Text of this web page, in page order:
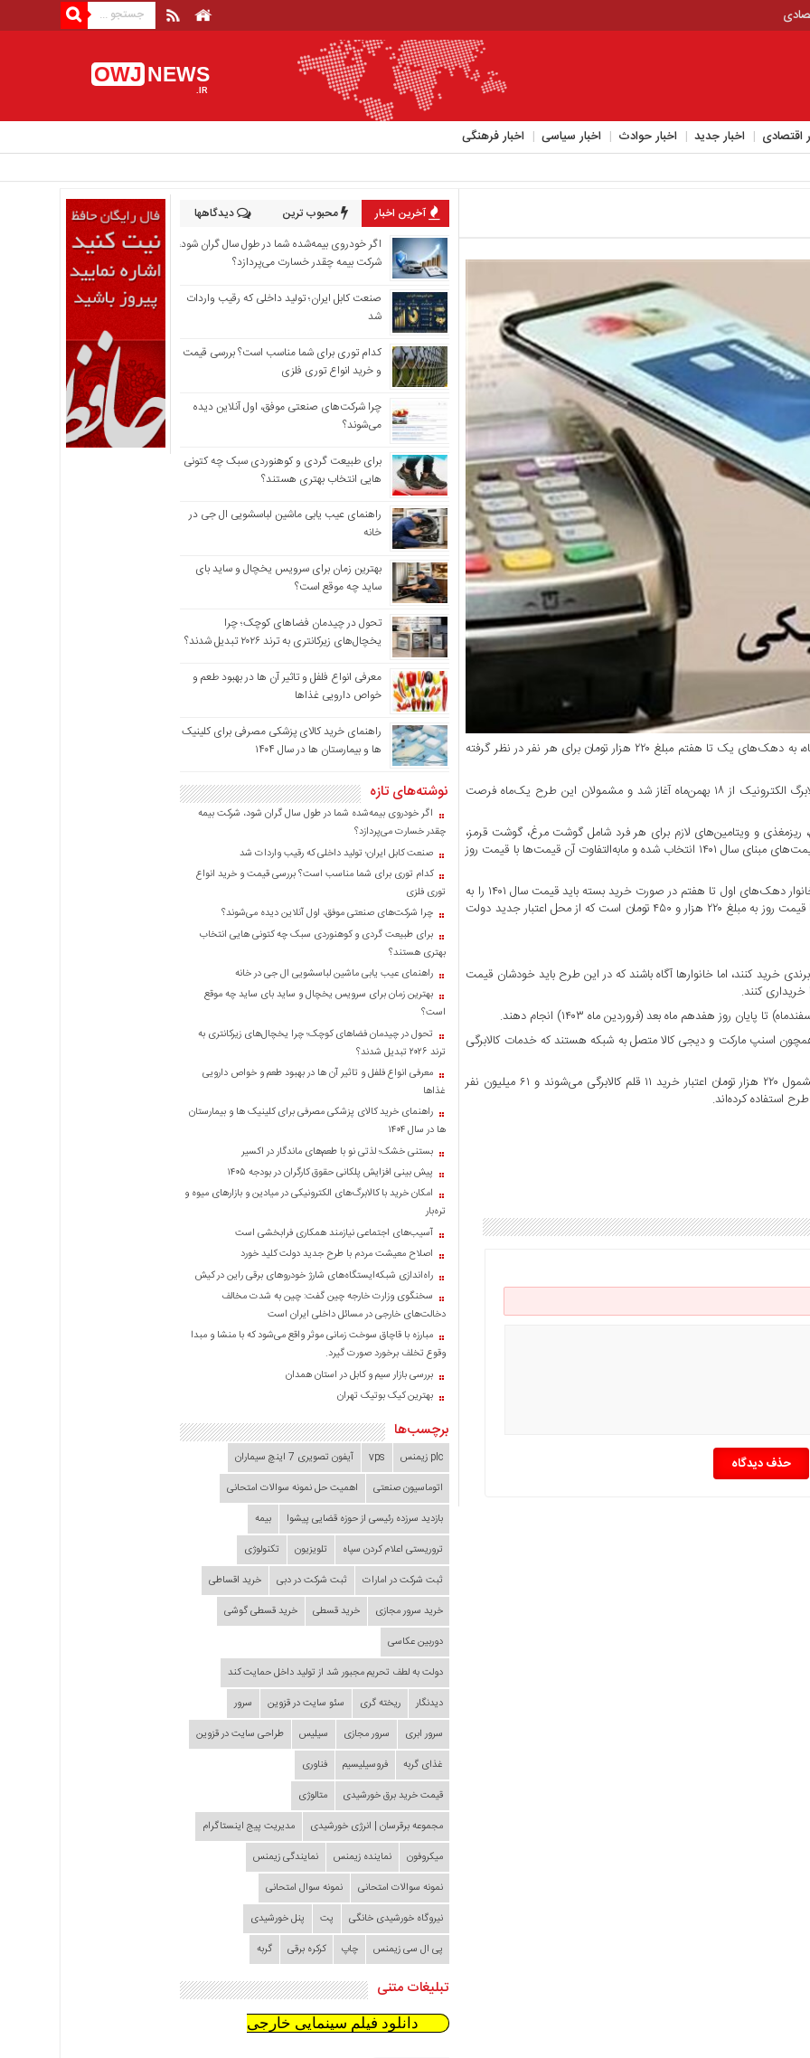
OWJ NEWS
.IR
اقتصادی اخبار جدید اخبار حوادث اخبار سیاسی اخبار فرهنگی
مرحله دوم “طرح فجرانه کالابرگ” از امروز آغاز شد و براساس اعلام وزارت رفاه، به دهک‌های یک تا هفتم مبلغ ۲۲۰ هزار تومان برای هر نفر در نظر گرفته
، مرحله نخست طرح فجرانه کالابرگ الکترونیک از ۱۸ بهمن‌ماه آغاز شد و مشمولان این طرح یک‌ماه فرصت
کالری، پروتئین، ریزمغذی و ویتامین‌های لازم برای هر فرد شامل گوشت مرغ، گوشت قرمز،
برنج، روغن، ماکارونی، شیر، پنیر، ماست، قند و شکر، تخم‌مرغ و حبوبات با قیمت‌های مبنای سال ۱۴۰۱ انتخاب شده و مابه‌التفاوت آن قیمت‌ها با قیمت روز
به عبارتی قیمت روز سبد مشتمل بر ۱۱ قلم ۷۴۳ هزار و ۷۵۰ تومان بوده که خانوار دهک‌های اول تا هفتم در صورت خرید بسته باید قیمت سال ۱۴۰۱ را به
مبلغ ۵۲۳ هزار و ۳۰۰ تومان از جیب خود پرداخت کنند و مابه‌التفاوت آن تا قیمت روز به مبلغ ۲۲۰ هزار و ۴۵۰ تومان است که از محل اعتبار جدید دولت
خرید کنند، اما خانوار‌ها آگاه باشند که در این طرح باید خودشان قیمت
روز هفدهم ماه بعد (فروردین ماه ۱۴۰۳) انجام دهند.
بزرگ اینترنتی همچون اسنپ مارکت و دیجی کالا متصل به شبکه هستند که خدمات کالابرگی
به گزارش تسنیم در طرح فجرانه کالابرگ خانوار دهک‌های اول تا هفتم مشمول ۲۲۰ هزار تومان اعتبار خرید ۱۱ قلم کالابرگی می‌شوند و ۶۱ میلیون نفر
حذف دیدگاه
آخرین اخبار محبوب ترین
دیدگاهها
اگر خودروی بیمه‌شده شما در طول سال گران شود،
شرکت بیمه چقدر خسارت می‌پردازد؟
صنعت کابل ایران؛ تولید داخلی که رقیب واردات
شد
کدام توری برای شما مناسب است؟ بررسی قیمت
و خرید انواع توری فلزی
چرا شرکت‌های صنعتی موفق، اول آنلاین دیده
می‌شوند؟
برای طبیعت گردی و کوهنوردی سبک چه کتونی
هایی انتخاب بهتری هستند؟
راهنمای عیب یابی ماشین لباسشویی ال جی در
خانه
بهترین زمان برای سرویس یخچال و ساید بای
ساید چه موقع است؟
تحول در چیدمان فضاهای کوچک؛ چرا
یخچال‌های زیرکانتری به ترند ۲۰۲۶ تبدیل شدند؟
معرفی انواع فلفل و تاثیر آن ‌ها در بهبود طعم و
خواص دارویی غذاها
راهنمای خرید کالای پزشکی مصرفی برای کلینیک
ها و بیمارستان ها در سال ۱۴۰۴
نوشته‌های تازه
اگر خودروی بیمه‌شده شما در طول سال گران شود، شرکت بیمه
چقدر خسارت می‌پردازد؟
صنعت کابل ایران؛ تولید داخلی که رقیب واردات شد
کدام توری برای شما مناسب است؟ بررسی قیمت و خرید انواع
توری فلزی
چرا شرکت‌های صنعتی موفق، اول آنلاین دیده می‌شوند؟
برای طبیعت گردی و کوهنوردی سبک چه کتونی هایی انتخاب
بهتری هستند؟
راهنمای عیب یابی ماشین لباسشویی ال جی در خانه
بهترین زمان برای سرویس یخچال و ساید بای ساید چه موقع
است؟
تحول در چیدمان فضاهای کوچک؛ چرا یخچال‌های زیرکانتری به
ترند ۲۰۲۶ تبدیل شدند؟
معرفی انواع فلفل و تاثیر آن ‌ها در بهبود طعم و خواص دارویی
غذاها
راهنمای خرید کالای پزشکی مصرفی برای کلینیک ها و بیمارستان
ها در سال ۱۴۰۴
بستنی خشک؛ لذتی نو با طعم‌های ماندگار در اکسیر
پیش بینی افزایش پلکانی حقوق کارگران در بودجه ۱۴۰۵
امکان خرید با کالابرگ‌های الکترونیکی در میادین و بازارهای میوه و
تره‌بار
آسیب‌های اجتماعی نیازمند همکاری فرابخشی است
اصلاح معیشت مردم با طرح جدید دولت کلید خورد
راه‌اندازی شبکه‌ایستگاه‌های شارژ خودروهای برقی راین در کیش
سخنگوی وزارت خارجه چین گفت: چین به شدت مخالف
دخالت‌های خارجی در مسائل داخلی ایران است
مبارزه با قاچاق سوخت زمانی موثر واقع می‌شود که با منشا و مبدا
وقوع تخلف برخورد صورت گیرد.
بررسی بازار سیم و کابل در استان همدان
بهترین کیک بوتیک تهران
برچسب‌ها
plc زیمنس vps
آیفون تصویری 7 اینچ سیماران
اتوماسیون صنعتی
اهمیت حل نمونه سوالات امتحانی
بازدید سرزده‌ رئیسی از حوزه قضایی ‌پیشوا
بیمه
تروریستی اعلام کردن سپاه
تلویزیون
تکنولوژی
ثبت شرکت در امارات
ثبت شرکت در دبی
خرید اقساطی
خرید سرور مجازی
خرید قسطی
خرید قسطی گوشی
دوربین عکاسی
دولت به لطف تحریم مجبور شد از تولید داخل حمایت کند
دیدنگار
ریخته گری سئو سایت در قزوین
سرور
سرور ابری
سرور مجازی سیلیس
طراحی سایت در قزوین
غذای گربه
فروسیلیسیم
فناوری
قیمت خرید برق خورشیدی
متالوژی
مجموعه برقرسان | انرژی خورشیدی
مدیریت پیج اینستاگرام
میکروفون
نماینده زیمنس
نمایندگی زیمنس
نمونه سوالات امتحانی
نمونه سوال امتحانی
نیروگاه خورشیدی خانگی
پت
پنل خورشیدی
پی ال سی زیمنس
چاپ کرکره برقی گربه
تبلیغات متنی
دانلود فیلم سینمایی خارجی